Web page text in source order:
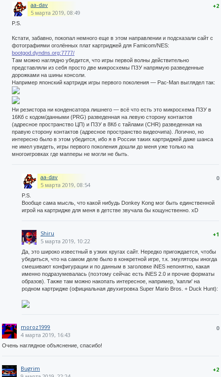
+2
aa-dav
5 марта 2019, 08:49
P.S.
Кстати, забавно, покопал немного еще в этом направлении и подсказали сайт с
фотографиями оголённых плат картриджей для Famicom/NES:
bootgod.dyndns.org:7777/
Там можно наглядно убедится, что игры первой волны действительно
представляли из себя просто две микросхемы ПЗУ напрямую разведенные
дорожками на шины консоли.
Например японский картридж игры первого поколения — Pac-Man выглядел так:
Ни резистора ни конденсатора лишнего — всё что есть это микросхема ПЗУ в
16Кб с кодом/данными (PRG) разведенная на левую сторону контактов
(адресное пространство ЦП) и ПЗУ в 8Кб с тайлами (CHR) разведенная на
правую сторону контактов (адресное пространство видеочипа). Логично, но
интересно было в этом убедится, ибо я в России таких картриджей даже шанса
не имел увидеть, игры первого поколения дошли до меня уже только на
многоигровках где мапперы не могли не быть.
0
aa-dav
5 марта 2019, 08:54
P.S.
Вообще сама мысль, что какой нибудь Donkey Kong мог быть единственной
игрой на картридже для меня в детстве звучала бы кощунственно. xD
+1
Shiru
5 марта 2019, 10:22
Да, это широко известный в узких кругах сайт. Нередко пригождается, чтобы
убедиться, что на самом деле было в конкретной игре, т.к. эмуляторы иногда
смешивают конфигурации и по данным в заголовке iNES непонятно, какая
именно подразумевалась (поэтому сейчас есть iNES 2.0 и прочие форматы
образов). Также там можно накопать интересное, например, 'капли' на
родном картридже (официальная двухигровка Super Mario Bros. + Duck Hunt):
0
moroz1999
4 марта 2019, 16:43
Очень наглядное объяснение, спасибо!
+2
Bugrim